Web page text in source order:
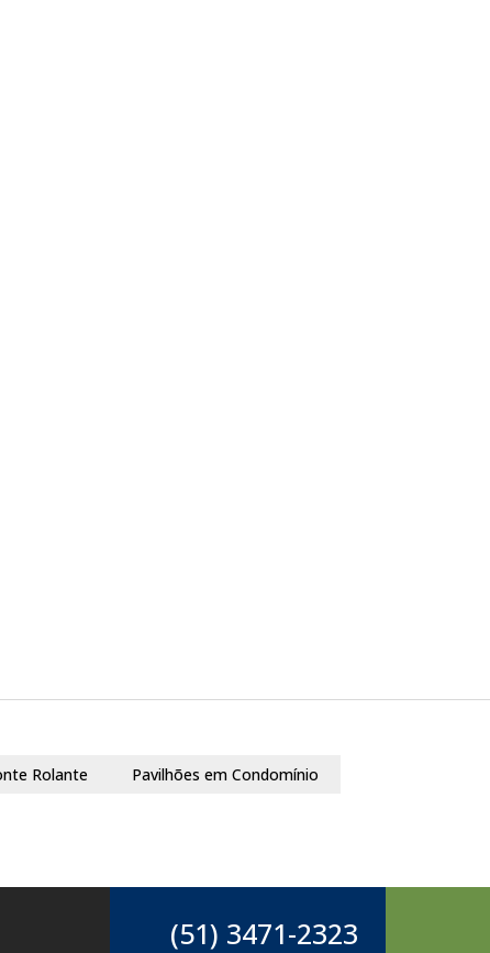
Rolante
Pavilhões em Condomínio
(51) 3471-2323